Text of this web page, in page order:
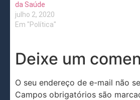
da Saúde
julho 2, 2020
Em "Política"
Deixe um
O seu endereço de e-mail não
Campos obrigatórios são